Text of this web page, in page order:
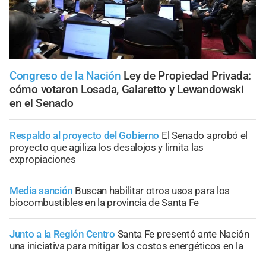
Congreso de la Nación Ley de Propiedad Privada:
cómo votaron Losada, Galaretto y Lewandowski
en el Senado
Respaldo al proyecto del Gobierno El Senado aprobó el
proyecto que agiliza los desalojos y limita las
expropiaciones
Media sanción Buscan habilitar otros usos para los
biocombustibles en la provincia de Santa Fe
Junto a la Región Centro Santa Fe presentó ante Nación
una iniciativa para mitigar los costos energéticos en la